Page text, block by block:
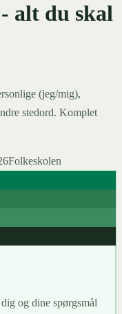
alt du skal
(jeg/mig),
stedord. Komplet
Folkeskolen
og dine spørgsmål